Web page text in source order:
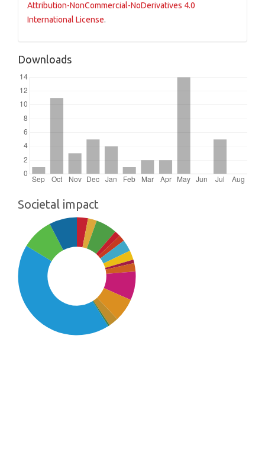
Attribution-NonCommercial-NoDerivatives 4.0
International License.
Downloads
Societal impact